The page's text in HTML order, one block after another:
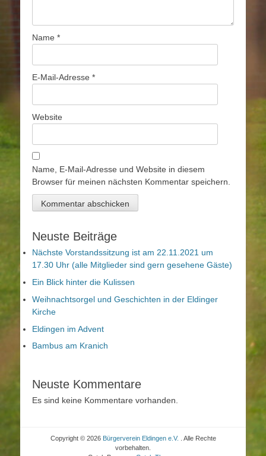
Name *
E-Mail-Adresse *
Website
Name, E-Mail-Adresse und Website in diesem
Browser für meinen nächsten Kommentar speichern.
Neuste Beiträge
Nächste Vorstandssitzung ist am 22.11.2021 um
17.30 Uhr (alle Mitglieder sind gern gesehene Gäste)
Ein Blick hinter die Kulissen
Weihnachtsorgel und Geschichten in der Eldinger
Kirche
Eldingen im Advent
Bambus am Kranich
Neuste Kommentare
Es sind keine Kommentare vorhanden.
Copyright © 2026 Bürgerverein Eldingen e.V.
. Alle Rechte
vorbehalten.